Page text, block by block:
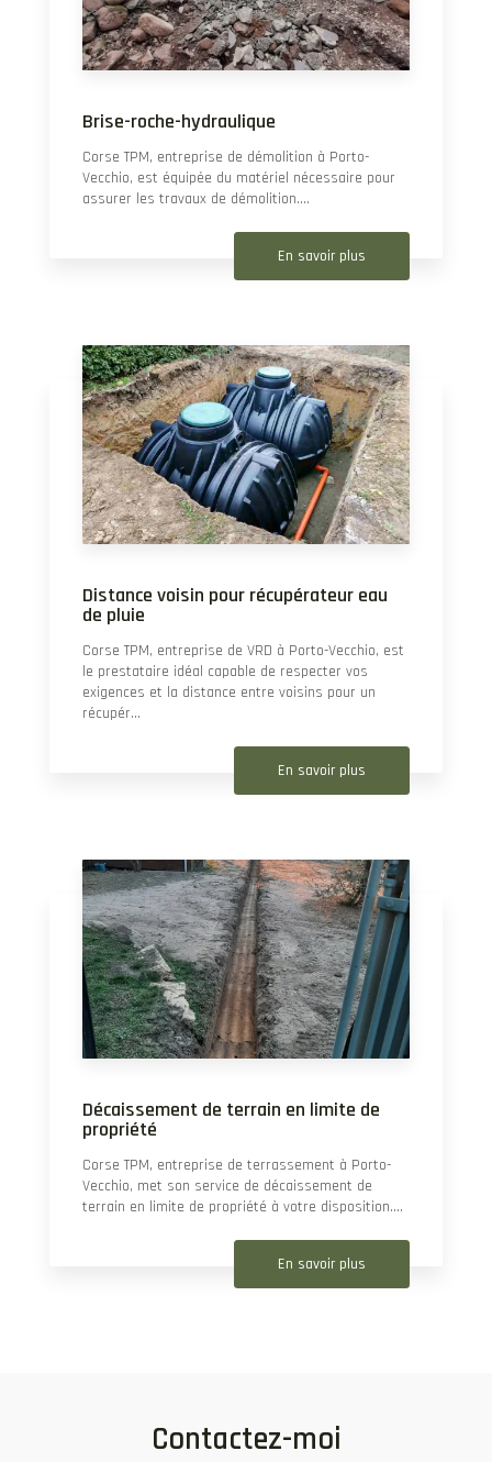
Brise-roche-hydraulique
Corse TPM, entreprise de démolition à Porto-
Vecchio, est équipée du matériel nécessaire pour
assurer les travaux de démolition....
En savoir plus
Distance voisin pour récupérateur eau
de pluie
Corse TPM, entreprise de VRD à Porto-Vecchio, est
le prestataire idéal capable de respecter vos
exigences et la distance entre voisins pour un
récupér...
En savoir plus
Décaissement de terrain en limite de
propriété
Corse TPM, entreprise de terrassement à Porto-
Vecchio, met son service de décaissement de
terrain en limite de propriété à votre disposition....
En savoir plus
Contactez-moi